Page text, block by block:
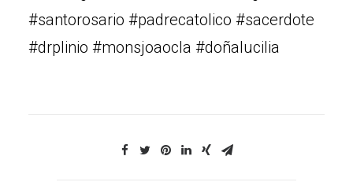
#santorosario #padrecatolico #sacerdote
#drplinio #monsjoaocla #doñalucilia